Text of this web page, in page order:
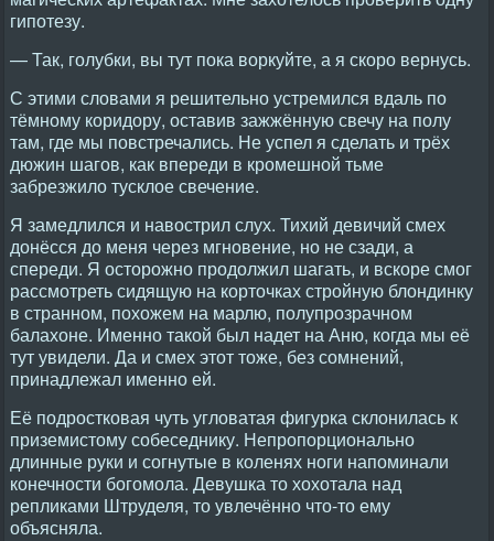
гипотезу.
— Так, голубки, вы тут пока воркуйте, а я скоро вернусь.
С этими словами я решительно устремился вдаль по
тёмному коридору, оставив зажжённую свечу на полу
там, где мы повстречались. Не успел я сделать и трёх
дюжин шагов, как впереди в кромешной тьме
забрезжило тусклое свечение.
Я замедлился и навострил слух. Тихий девичий смех
донёсся до меня через мгновение, но не сзади, а
спереди. Я осторожно продолжил шагать, и вскоре смог
рассмотреть сидящую на корточках стройную блондинку
в странном, похожем на марлю, полупрозрачном
балахоне. Именно такой был надет на Аню, когда мы её
тут увидели. Да и смех этот тоже, без сомнений,
принадлежал именно ей.
Её подростковая чуть угловатая фигурка склонилась к
приземистому собеседнику. Непропорционально
длинные руки и согнутые в коленях ноги напоминали
конечности богомола. Девушка то хохотала над
репликами Штруделя, то увлечённо что-то ему
объясняла.